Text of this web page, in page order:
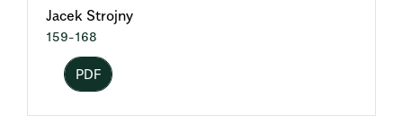
Jacek Strojny
159-168
PDF